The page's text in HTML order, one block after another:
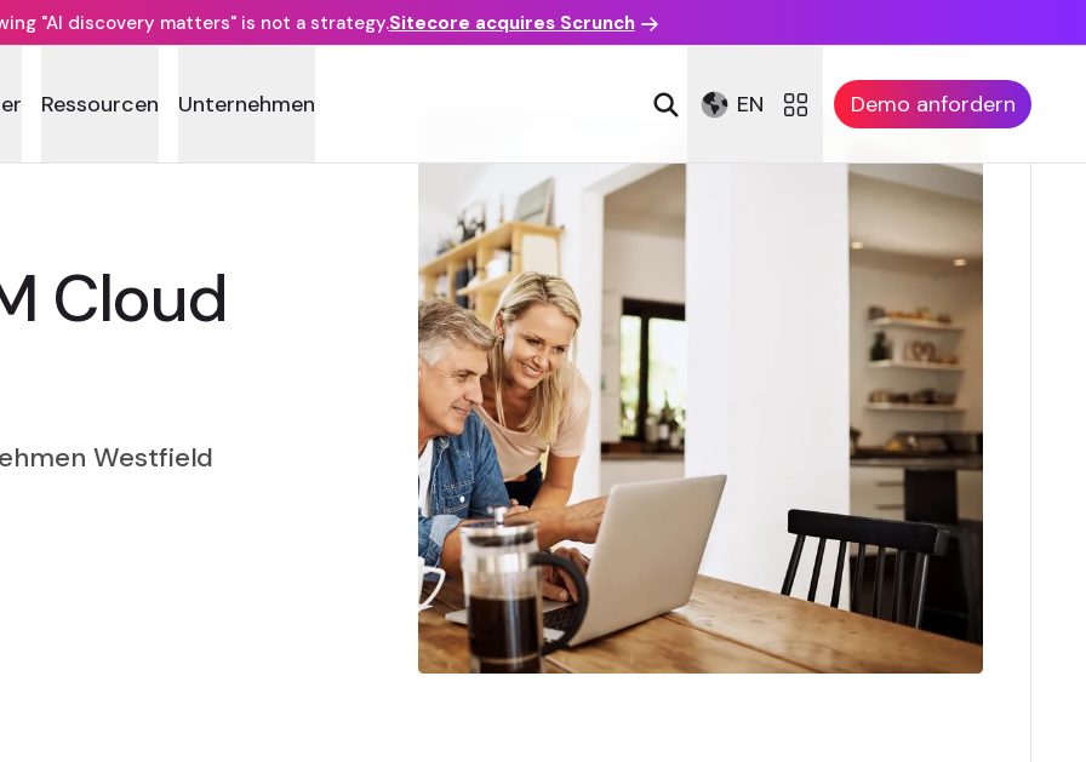
"AI discovery matters" is not a strategy.Sitecore acquires Scrunch
Ressourcen Unternehmen EN Demo anfordern
Cloud
Westfield